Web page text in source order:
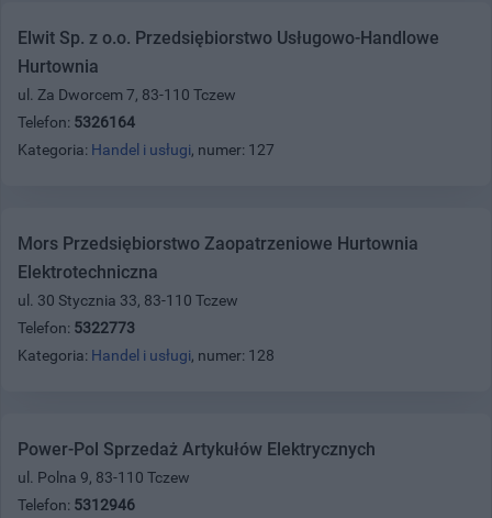
Elwit Sp. z o.o. Przedsiębiorstwo Usługowo-Handlowe
Hurtownia
ul. Za Dworcem 7, 83-110 Tczew
Telefon: 5326164
Kategoria: Handel i usługi, numer: 127
Mors Przedsiębiorstwo Zaopatrzeniowe Hurtownia
Elektrotechniczna
ul. 30 Stycznia 33, 83-110 Tczew
Telefon: 5322773
Kategoria: Handel i usługi, numer: 128
Power-Pol Sprzedaż Artykułów Elektrycznych
ul. Polna 9, 83-110 Tczew
Telefon: 5312946